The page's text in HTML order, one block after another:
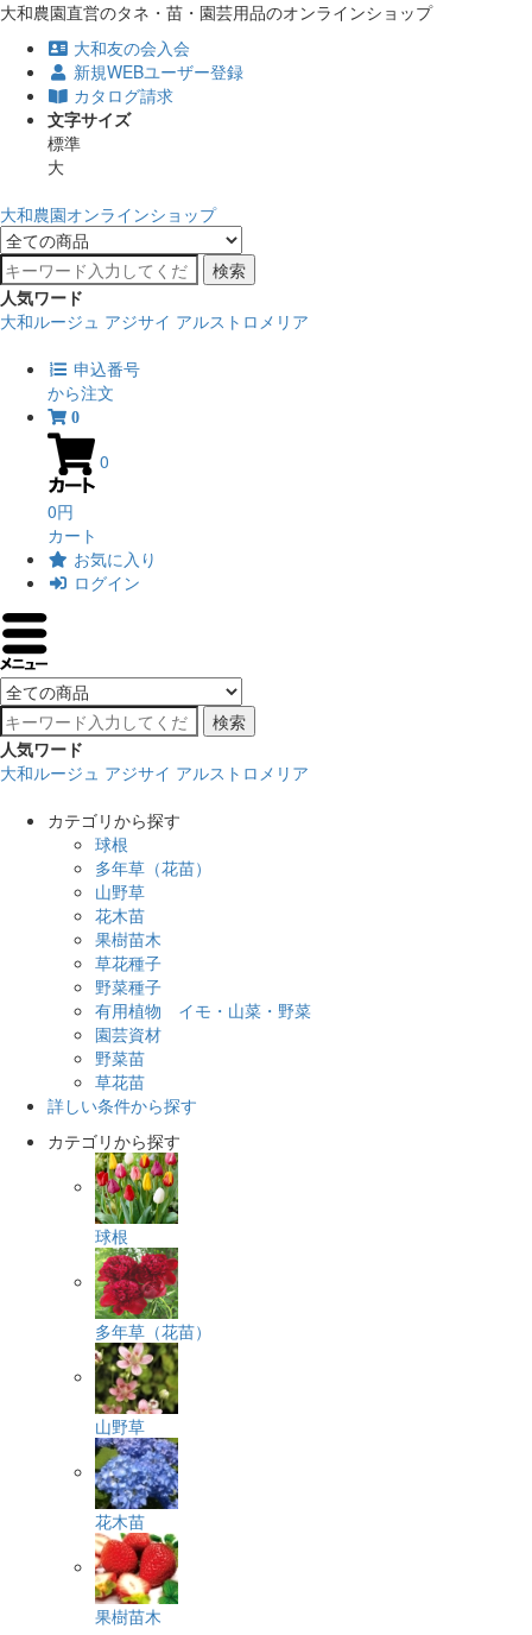
大和農園直営のタネ・苗・園芸用品のオンラインショップ
大和友の会入会
新規WEBユーザー登録
カタログ請求
文字サイズ
標準
大
大和農園オンラインショップ
検索
人気ワード
大和ルージュ アジサイ アルストロメリア
申込番号
から注文
0
0
0円
カート
お気に入り
ログイン
検索
人気ワード
大和ルージュ アジサイ アルストロメリア
カテゴリから探す
球根
多年草（花苗）
山野草
花木苗
果樹苗木
草花種子
野菜種子
有用植物 イモ・山菜・野菜
園芸資材
野菜苗
草花苗
詳しい条件から探す
カテゴリから探す
球根
多年草（花苗）
山野草
花木苗
果樹苗木